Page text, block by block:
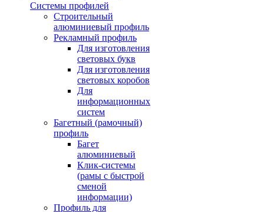
Системы профилей
Строительный
алюминиевый профиль
Рекламный профиль
Для изготовления
световых букв
Для изготовления
световых коробов
Для
информационных
систем
Багетный (рамочный)
профиль
Багет
алюминиевый
Клик-системы
(рамы с быстрой
сменой
информации)
Профиль для